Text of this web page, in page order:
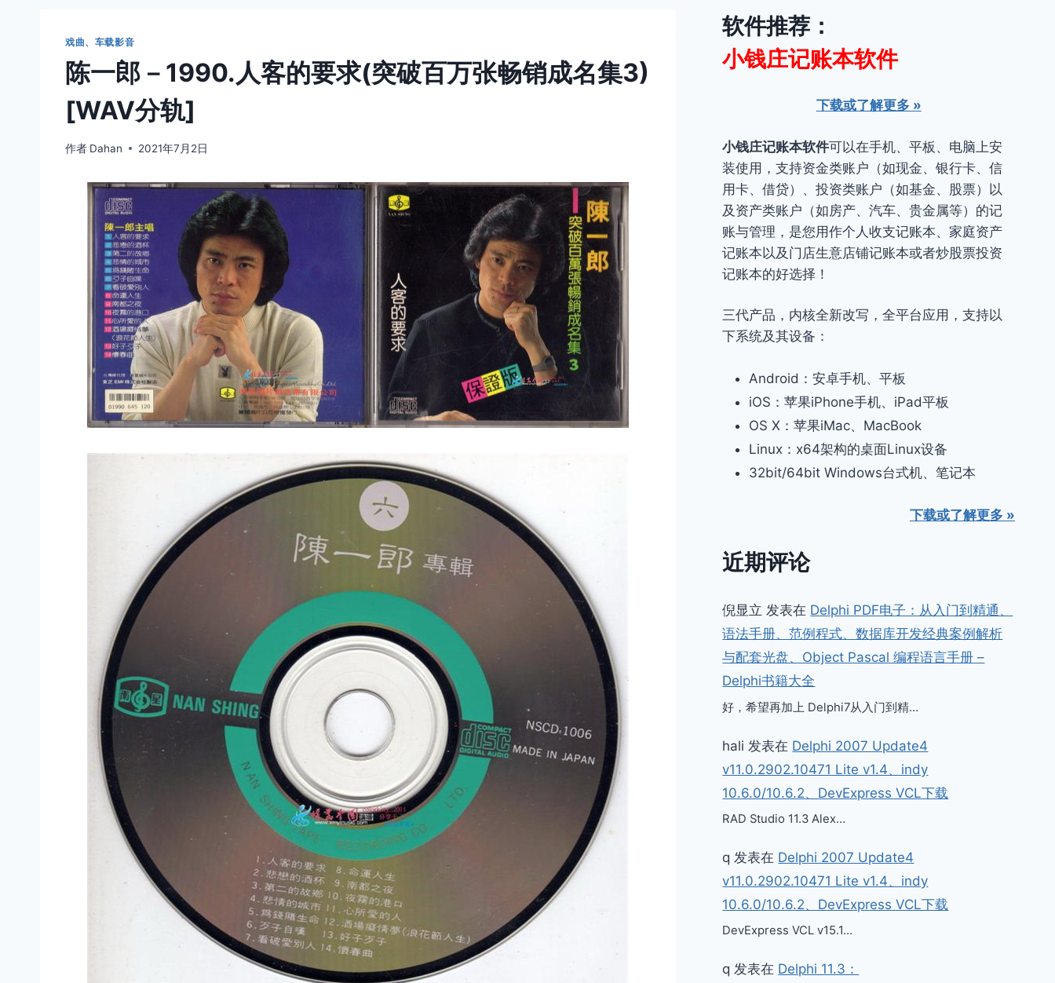
戏曲、车载影音
陈一郎－1990.人客的要求(突破百万张畅销成名集3)
[WAV分轨]
作者 Dahan 2021年7月2日
软件推荐：
小钱庄记账本软件
下载或了解更多 »
小钱庄记账本软件可以在手机、平板、电脑上安
装使用，支持资金类账户（如现金、银行卡、信
用卡、借贷）、投资类账户（如基金、股票）以
及资产类账户（如房产、汽车、贵金属等）的记
账与管理，是您用作个人收支记账本、家庭资产
记账本以及门店生意店铺记账本或者炒股票投资
记账本的好选择！
三代产品，内核全新改写，全平台应用，支持以
下系统及其设备：
Android：安卓手机、平板
iOS：苹果iPhone手机、iPad平板
OS X：苹果iMac、MacBook
Linux：x64架构的桌面Linux设备
32bit/64bit Windows台式机、笔记本
下载或了解更多 »
近期评论
倪显立 发表在 Delphi PDF电子：从入门到精通、
语法手册、范例程式、数据库开发经典案例解析
与配套光盘、Object Pascal 编程语言手册 –
Delphi书籍大全
好，希望再加上 Delphi7从入门到精…
hali 发表在 Delphi 2007 Update4
v11.0.2902.10471 Lite v1.4、indy
10.6.0/10.6.2、DevExpress VCL下载
RAD Studio 11.3 Alex…
q 发表在 Delphi 2007 Update4
v11.0.2902.10471 Lite v1.4、indy
10.6.0/10.6.2、DevExpress VCL下载
DevExpress VCL v15.1…
q 发表在 Delphi 11.3：